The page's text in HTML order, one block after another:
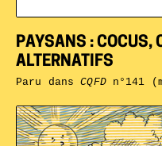
PAYSANS : COCUS,
ALTERNATIFS
Paru dansCQFDn°141